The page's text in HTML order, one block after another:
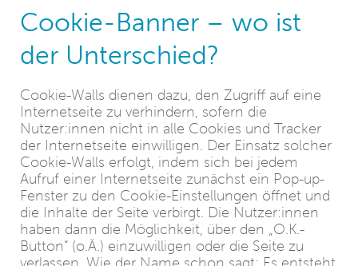
Cookie-Banner – wo ist
der Unterschied?
Cookie-Walls dienen dazu, den Zugriff auf eine
Internetseite zu verhindern, sofern die
Nutzer:innen nicht in alle Cookies und Tracker
der Internetseite einwilligen. Der Einsatz solcher
Cookie-Walls erfolgt, indem sich bei jedem
Aufruf einer Internetseite zunächst ein Pop-up-
Fenster zu den Cookie-Einstellungen öffnet und
die Inhalte der Seite verbirgt. Die Nutzer:innen
haben dann die Möglichkeit, über den „O.K.-
Button“ (o.Ä.) einzuwilligen oder die Seite zu
verlassen. Wie der Name schon sagt: Es entsteht